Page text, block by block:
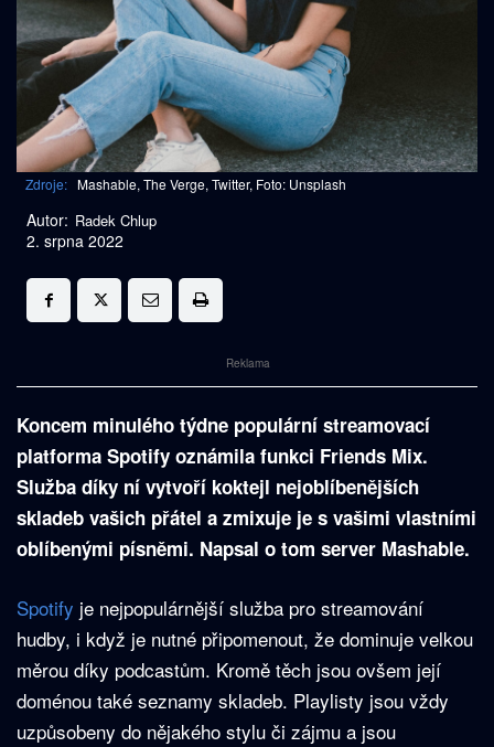
Zdroje: Mashable, The Verge, Twitter, Foto: Unsplash
Autor: Radek Chlup
2. srpna 2022
Reklama
Koncem minulého týdne populární streamovací
platforma Spotify oznámila funkci Friends Mix.
Služba díky ní vytvoří koktejl nejoblíbenějších
skladeb vašich přátel a zmixuje je s vašimi vlastními
oblíbenými písněmi. Napsal o tom server Mashable.
Spotify je nejpopulárnější služba pro streamování
hudby, i když je nutné připomenout, že dominuje velkou
měrou díky podcastům. Kromě těch jsou ovšem její
doménou také seznamy skladeb. Playlisty jsou vždy
uzpůsobeny do nějakého stylu či zájmu a jsou